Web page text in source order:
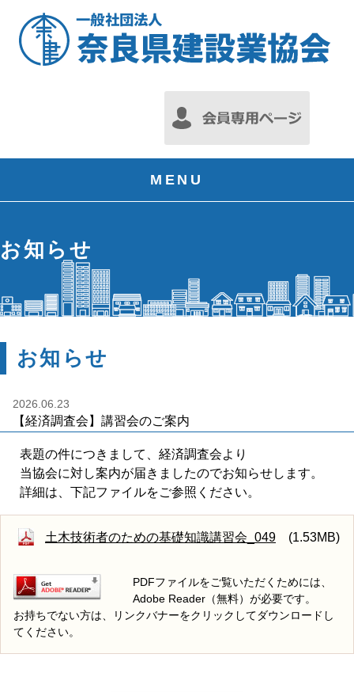
MENU
お知らせ
お知らせ
2026.06.23
【経済調査会】講習会のご案内
表題の件につきまして、経済調査会より
当協会に対し案内が届きましたのでお知らせします。
詳細は、下記ファイルをご参照ください。
土木技術者のための基礎知識講習会_049 (1.53MB)
PDFファイルをご覧いただくためには、
Adobe Reader（無料）が必要です。
お持ちでない方は、リンクバナーをクリックしてダウンロードし
てください。